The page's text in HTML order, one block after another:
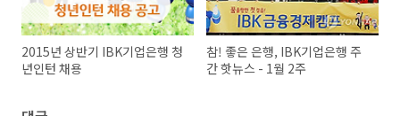
2015년 상반기 IBK기업은행 청
년인턴 채용
참! 좋은 은행, IBK기업은행 주
간 핫뉴스 - 1월 2주